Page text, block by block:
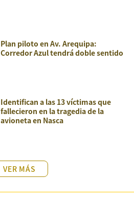
Plan piloto en Av. Arequipa:
Corredor Azul tendrá doble sentido
Identifican a las 13 víctimas que
fallecieron en la tragedia de la
avioneta en Nasca
VER MÁS